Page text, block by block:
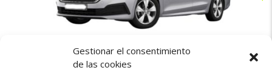
Gestionar el consentimiento
de las cookies
SKODA OCTAVIA COMBI